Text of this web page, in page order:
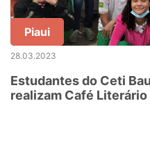
Piaui
28.03.2023
Estudantes do Ceti
realizam Café Literário